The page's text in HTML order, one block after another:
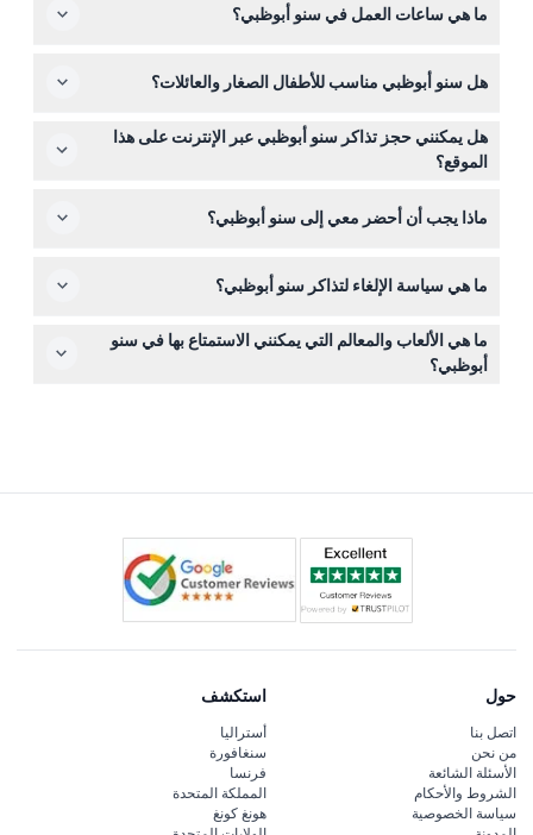
ما هي ساعات العمل في سنو أبوظبي؟
الحجز).
هل سنو أبوظبي مناسب للأطفال الصغار والعائلات؟
الأطفال دون سن السنتين غير مسموح لهم لأسباب تتعلق
بالسلامة. يجب أن يكون الأطفال تحت 14 عامًا برفقة شخص بالغ
ارتداء الخوذ.
هل يمكنني حجز تذاكر سنو أبوظبي عبر الإنترنت على هذا
الموقع؟
الوصول غير المحدود لجميع الألعاب والمعالم في منتزه الثلج.
ماذا يجب أن أحضر معي إلى سنو أبوظبي؟
مئوية. ارتدِ ملابس وأحذية مريحة مناسبة للأنشطة الثلجية،
ما هي سياسة الإلغاء لتذاكر سنو أبوظبي؟
التذاكر غير قابلة للاسترداد بمجرد الحجز ولا يمكن إعادة جدولتها
أو إلغاؤها، وخصوصًا للحجوزات في نفس اليوم والأنشطة
الخاصة مثل الدروس أو لقاءات البطاريق.
ما هي الألعاب والمعالم التي يمكنني الاستمتاع بها في سنو
أبوظبي؟
حول
اتصل بنا
من نحن
الأسئلة الشائعة
الشروط والأحكام
سياسة الخصوصية
استكشف
أستراليا
سنغافورة
فرنسا
المملكة المتحدة
هونغ كونغ